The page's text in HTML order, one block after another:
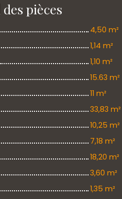
des pièces
4,50 m²
1,14 m²
1,10 m²
15.63 m²
11 m²
33,83 m²
10,25 m²
7,18 m²
18,20 m²
3,60 m²
1,35 m²